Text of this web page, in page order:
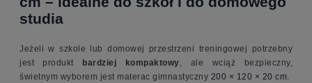
studia
Jeżeli w szkole lub domowej przestrzeni treningowej potrzebny
jest produkt
bardziej kompaktowy, ale wciąż bezpieczny,
świetnym wyborem jest materac gimnastyczny 200 × 120 × 20 cm.